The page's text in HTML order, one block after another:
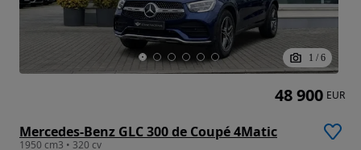
1 / 6
Mercedes-Benz GLC 300 de Coupé 4Matic
1950 cm3 • 320 cv
48 900 EUR